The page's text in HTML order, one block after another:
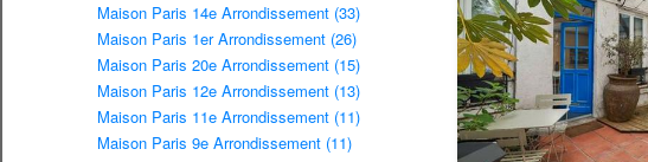
Maison Paris 14e Arrondissement (33)
Maison Paris 1er Arrondissement (26)
Maison Paris 20e Arrondissement (15)
Maison Paris 12e Arrondissement (13)
Maison Paris 11e Arrondissement (11)
Maison Paris 9e Arrondissement (11)